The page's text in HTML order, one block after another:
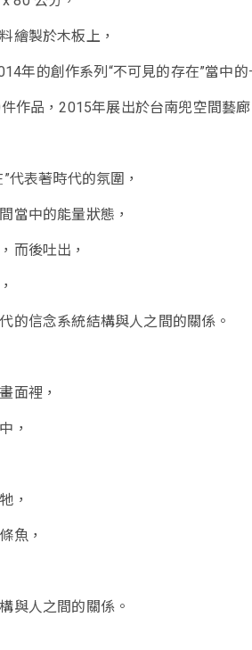
繪製於木板上，
年的創作系列“不可見的存在”當中的
作品，2015年展出於台南兜空間藝廊
代表著時代的氛圍，
當中的能量狀態，
而後吐出，
的信念系統結構與人之間的關係。
面裡，
，
，
魚，
與人之間的關係。